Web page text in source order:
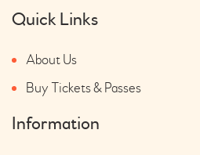
Quick Links
About Us
Buy Tickets & Passes
Information